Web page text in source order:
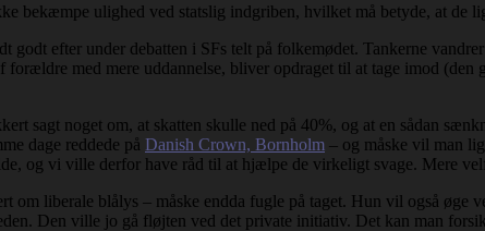
bekæmpe ulighed ved statslig indgriben, hvilket må betyde, at de
godt efter under debatten i SFs telt på folkemødet. Tankerne
forældre med mere uddannelse, bliver opdraget til at tage imod
sagt noget om, at skatten skulle ned på 40%, og at en sådan
dage reddede på Danish Crown, Bornholm – og måske vil man
og vi ville derfor have råd til at hjælpe de virkeligt svage. Mere
om liberale blålys – måske endda fugle på taget. Hun vil også
Den ville jo gå fløjten ved det private initiativ. Det kan man